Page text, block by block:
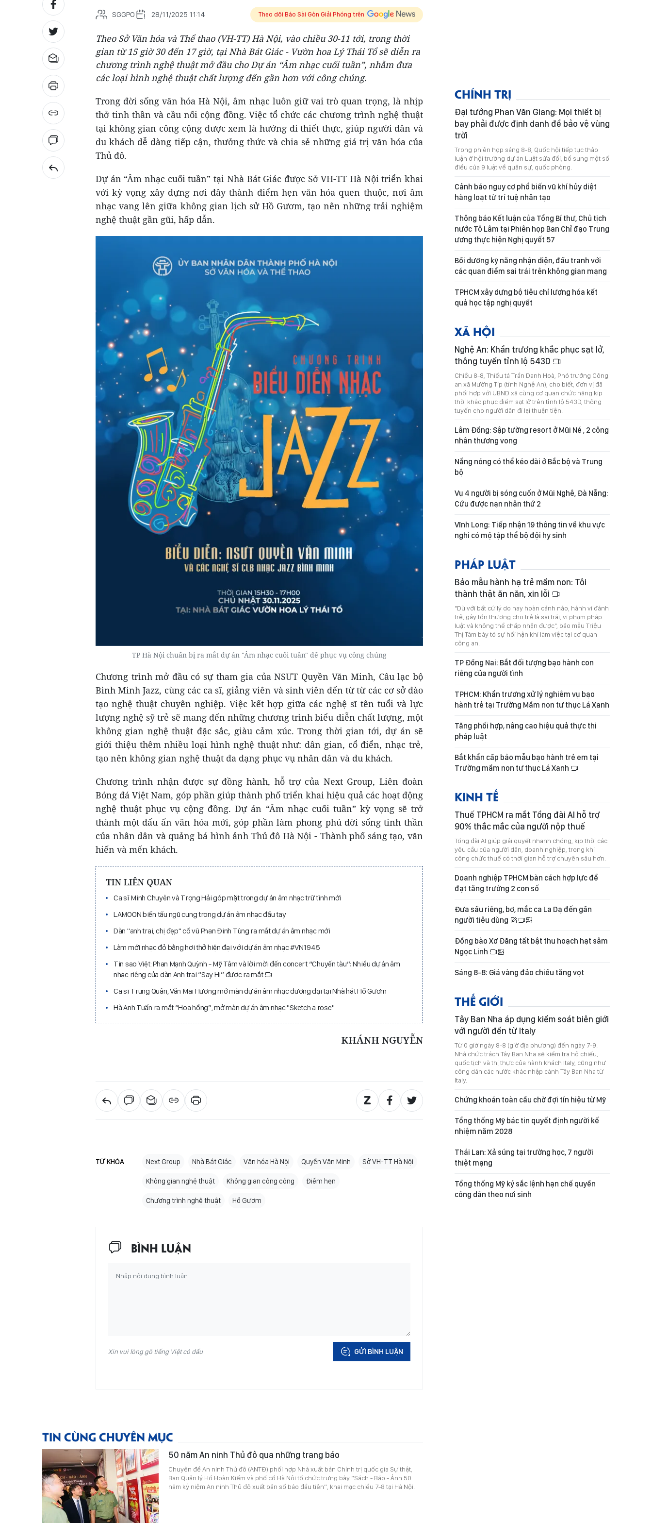
SGGPO 28/11/2025 11:14 Theo dõi Báo Sài Gòn Giải Phóng trên
Theo Sở Văn hóa và Thể thao (VH-TT) Hà Nội, vào chiều 30-11 tới, trong thời
gian từ 15 giờ 30 đến 17 giờ, tại Nhà Bát Giác - Vườn hoa Lý Thái Tổ sẽ diễn ra
chương trình nghệ thuật mở đầu cho Dự án “Âm nhạc cuối tuần”, nhằm đưa
các loại hình nghệ thuật chất lượng đến gần hơn với công chúng.
Trong đời sống văn hóa Hà Nội, âm nhạc luôn giữ vai trò quan trọng, là nhịp
thở tinh thần và cầu nối cộng đồng. Việc tổ chức các chương trình nghệ thuật
tại không gian công cộng được xem là hướng đi thiết thực, giúp người dân và
du khách dễ dàng tiếp cận, thưởng thức và chia sẻ những giá trị văn hóa của
Thủ đô.
Dự án “Âm nhạc cuối tuần” tại Nhà Bát Giác được Sở VH-TT Hà Nội triển khai
với kỳ vọng xây dựng nơi đây thành điểm hẹn văn hóa quen thuộc, nơi âm
nhạc vang lên giữa không gian lịch sử Hồ Gươm, tạo nên những trải nghiệm
nghệ thuật gần gũi, hấp dẫn.
TP Hà Nội chuẩn bị ra mắt dự án "Âm nhạc cuối tuần" để phục vụ công chúng
Chương trình mở đầu có sự tham gia của NSƯT Quyền Văn Minh, Câu lạc bộ
Bình Minh Jazz, cùng các ca sĩ, giảng viên và sinh viên đến từ từ các cơ sở đào
tạo nghệ thuật chuyên nghiệp. Việc kết hợp giữa các nghệ sĩ tên tuổi và lực
lượng nghệ sỹ trẻ sẽ mang đến những chương trình biểu diễn chất lượng, một
không gian nghệ thuật đặc sắc, giàu cảm xúc. Trong thời gian tới, dự án sẽ
giới thiệu thêm nhiều loại hình nghệ thuật như: dân gian, cổ điển, nhạc trẻ,
tạo nên không gian nghệ thuật đa dạng phục vụ nhân dân và du khách.
Chương trình nhận được sự đồng hành, hỗ trợ của Next Group, Liên đoàn
Bóng đá Việt Nam, góp phần giúp thành phố triển khai hiệu quả các hoạt động
nghệ thuật phục vụ cộng đồng. Dự án “Âm nhạc cuối tuần” kỳ vọng sẽ trở
thành một dấu ấn văn hóa mới, góp phần làm phong phú đời sống tinh thần
của nhân dân và quảng bá hình ảnh Thủ đô Hà Nội - Thành phố sáng tạo, văn
hiến và mến khách.
TIN LIÊN QUAN
Ca sĩ Minh Chuyên và Trọng Hải góp mặt trong dự án âm nhạc trữ tình mới
LAMOON biến tấu ngũ cung trong dự án âm nhạc đầu tay
Dàn "anh trai, chị đẹp" cổ vũ Phan Đinh Tùng ra mắt dự án âm nhạc mới
Làm mới nhạc đỏ bằng hơi thở hiện đại với dự án âm nhạc #VN1945
Tin sao Việt: Phan Mạnh Quỳnh - Mỹ Tâm và lời mời đến concert “Chuyến tàu”; Nhiều dự án âm
nhạc riêng của dàn Anh trai “Say Hi” được ra mắt
Ca sĩ Trung Quân, Văn Mai Hương mở màn dự án âm nhạc đương đại tại Nhà hát Hồ Gươm
Hà Anh Tuấn ra mắt “Hoa hồng”, mở màn dự án âm nhạc "Sketch a rose"
KHÁNH NGUYỄN
TỪ KHÓA Next Group Nhà Bát Giác Văn hóa Hà Nội Quyền Văn Minh Sở VH-TT Hà Nội
Không gian nghệ thuật Không gian công cộng Điểm hẹn
Chương trình nghệ thuật Hồ Gươm
BÌNH LUẬN
Xin vui lòng gõ tiếng Việt có dấu GỬI BÌNH LUẬN
TIN CÙNG CHUYÊN MỤC
50 năm An ninh Thủ đô qua những trang báo
Chuyên đề An ninh Thủ đô (ANTĐ) phối hợp Nhà xuất bản Chính trị quốc gia Sự thật,
Ban Quản lý Hồ Hoàn Kiếm và phố cổ Hà Nội tổ chức trưng bày “Sách - Báo - Ảnh 50
năm kỷ niệm An ninh Thủ đô xuất bản số báo đầu tiên”, khai mạc chiều 7-8 tại Hà Nội.
CHÍNH TRỊ
Đại tướng Phan Văn Giang: Mọi thiết bị
bay phải được định danh để bảo vệ vùng
trời
Trong phiên họp sáng 8-8, Quốc hội tiếp tục thảo
luận ở hội trường dự án Luật sửa đổi, bổ sung một số
điều của 9 luật về quân sự, quốc phòng.
Cảnh báo nguy cơ phổ biến vũ khí hủy diệt
hàng loạt từ trí tuệ nhân tạo
Thông báo Kết luận của Tổng Bí thư, Chủ tịch
nước Tô Lâm tại Phiên họp Ban Chỉ đạo Trung
ương thực hiện Nghị quyết 57
Bồi dưỡng kỹ năng nhận diện, đấu tranh với
các quan điểm sai trái trên không gian mạng
TPHCM xây dựng bộ tiêu chí lượng hóa kết
quả học tập nghị quyết
XÃ HỘI
Nghệ An: Khẩn trương khắc phục sạt lở,
thông tuyến tỉnh lộ 543D
Chiều 8-8, Thiếu tá Trần Danh Hoà, Phó trưởng Công
an xã Mường Típ (tỉnh Nghệ An), cho biết, đơn vị đã
phối hợp với UBND xã cùng cơ quan chức năng kịp
thời khắc phục điểm sạt lở trên tỉnh lộ 543D, thông
tuyến cho người dân đi lại thuận tiện.
Lâm Đồng: Sập tường resort ở Mũi Né , 2 công
nhân thương vong
Nắng nóng có thể kéo dài ở Bắc bộ và Trung
bộ
Vụ 4 người bị sóng cuốn ở Mũi Nghê, Đà Nẵng:
Cứu được nạn nhân thứ 2
Vĩnh Long: Tiếp nhận 19 thông tin về khu vực
nghi có mộ tập thể bộ đội hy sinh
PHÁP LUẬT
Bảo mẫu hành hạ trẻ mầm non: Tôi
thành thật ăn năn, xin lỗi
"Dù với bất cứ lý do hay hoàn cảnh nào, hành vi đánh
trẻ, gây tổn thương cho trẻ là sai trái, vi phạm pháp
luật và không thể chấp nhận được", bảo mẫu Triệu
Thị Tâm bày tỏ sự hối hận khi làm việc tại cơ quan
công an.
TP Đồng Nai: Bắt đối tượng bạo hành con
riêng của người tình
TPHCM: Khẩn trương xử lý nghiêm vụ bạo
hành trẻ tại Trường Mầm non tư thục Lá Xanh
Tăng phối hợp, nâng cao hiệu quả thực thi
pháp luật
Bắt khẩn cấp bảo mẫu bạo hành trẻ em tại
Trường mầm non tư thục Lá Xanh
KINH TẾ
Thuế TPHCM ra mắt Tổng đài AI hỗ trợ
90% thắc mắc của người nộp thuế
Tổng đài AI giúp giải quyết nhanh chóng, kịp thời các
yêu cầu của người dân, doanh nghiệp, trong khi
công chức thuế có thời gian hỗ trợ chuyên sâu hơn.
Doanh nghiệp TPHCM bàn cách hợp lực để
đạt tăng trưởng 2 con số
Đưa sầu riêng, bơ, mắc ca La Dạ đến gần
người tiêu dùng
Đồng bào Xơ Đăng tất bật thu hoạch hạt sâm
Ngọc Linh
Sáng 8-8: Giá vàng đảo chiều tăng vọt
THẾ GIỚI
Tây Ban Nha áp dụng kiểm soát biên giới
với người đến từ Italy
Từ 0 giờ ngày 8-8 (giờ địa phương) đến ngày 7-9.
Nhà chức trách Tây Ban Nha sẽ kiểm tra hộ chiếu,
quốc tịch và thị thực của hành khách Italy, cũng như
công dân các nước khác nhập cảnh Tây Ban Nha từ
Italy.
Chứng khoán toàn cầu chờ đợi tín hiệu từ Mỹ
Tổng thống Mỹ bác tin quyết định người kế
nhiệm năm 2028
Thái Lan: Xả súng tại trường học, 7 người
thiệt mạng
Tổng thống Mỹ ký sắc lệnh hạn chế quyền
công dân theo nơi sinh